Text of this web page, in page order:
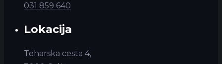
031 859 640
Lokacija
Teharska cesta 4,